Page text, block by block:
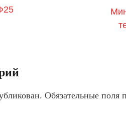
Обязательные поля